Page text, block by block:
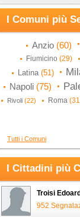
I Comuni più
Anzio (60)
Fiumicino (29)
Latina (51)
Napoli (75)
Rivoli (22) Roma
Tutti i Comuni
I Cittadini più
Troisi
952